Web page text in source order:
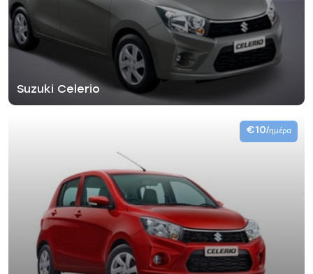
Suzuki Celerio
€10/ημέρα